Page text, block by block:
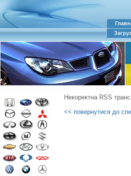
Некоректна RSS
<< повернутися до